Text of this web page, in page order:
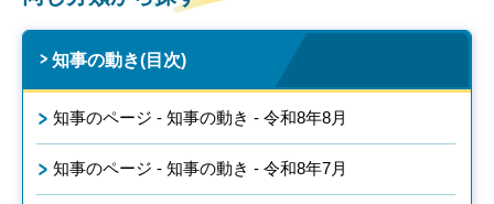
知事の動き(目次)
知事のページ - 知事の動き - 令和8年8月
知事のページ - 知事の動き - 令和8年7月